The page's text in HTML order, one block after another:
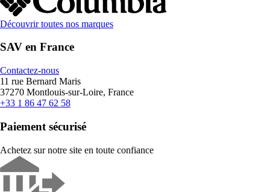
Découvrir toutes nos marques
SAV en France
Contactez-nous
11 rue Bernard Maris
37270 Montlouis-sur-Loire, France
+33 1 86 47 62 58
Paiement sécurisé
Achetez sur notre site en toute confiance